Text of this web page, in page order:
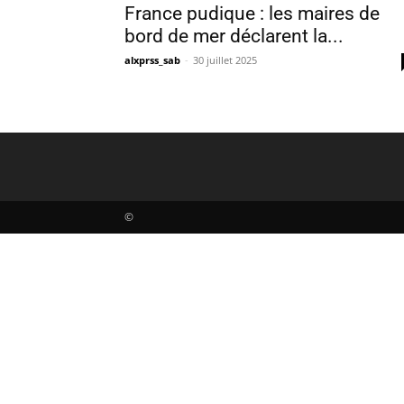
France pudique : les maires de
bord de mer déclarent la...
alxprss_sab - 30 juillet 2025
©